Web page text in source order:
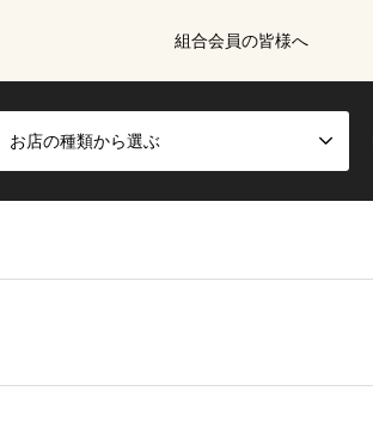
組合会員の皆様へ
お店の種類から選ぶ